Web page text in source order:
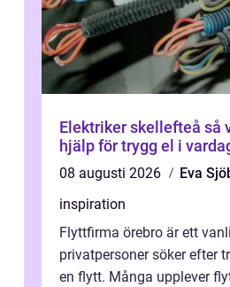
Elektriker skellefteå så väljer du rätt
hjälp för trygg el i
08 augusti 2026
Eva
inspiration
Flyttfirma örebro är ett
privatpersoner söker efter
en flytt. Många upplever